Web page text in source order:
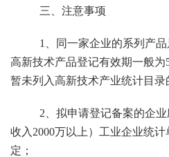
三、注意事项
1
、同一家企业的系列产
高新技术产品登记有效期一般为
暂未列入高新技术产业统计目录
2 、拟申请登记备案的企
收入 2000万以上）工业企业统
定；